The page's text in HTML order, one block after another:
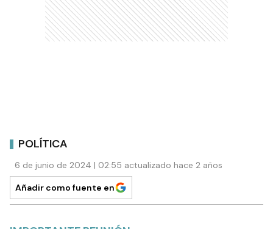
POLÍTICA
6 de junio de 2024 | 02:55 actualizado hace 2 años
Añadir como fuente en